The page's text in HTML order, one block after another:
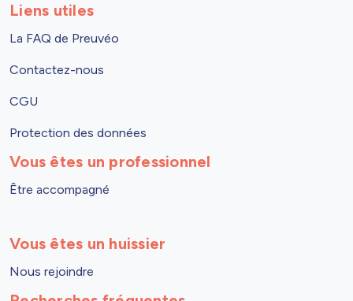
Liens utiles
La FAQ de Preuvéo
Contactez-nous
CGU
Protection des données
Vous êtes un professionnel
Être accompagné
Vous êtes un huissier
Nous rejoindre